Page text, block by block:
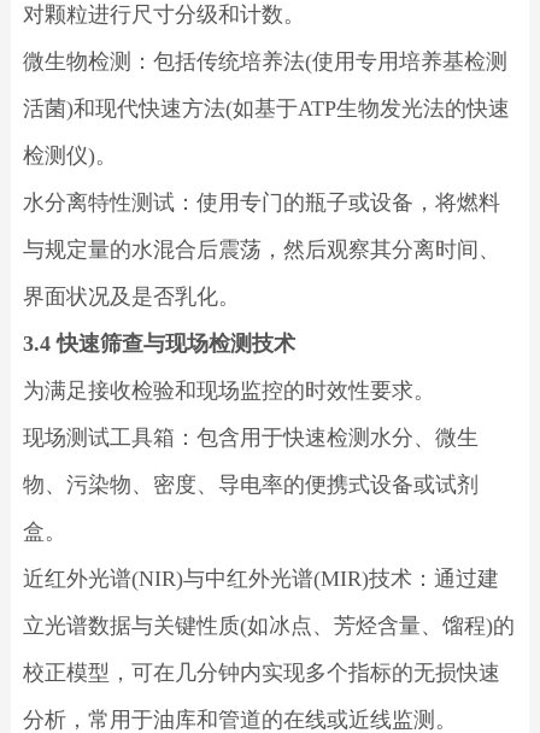
对颗粒进行尺寸分级和计数。
微生物检测：包括传统培养法(使用专用培养基检测
活菌)和现代快速方法(如基于ATP生物发光法的快速
检测仪)。
水分离特性测试：使用专门的瓶子或设备，将燃料
与规定量的水混合后震荡，然后观察其分离时间、
界面状况及是否乳化。
3.4 快速筛查与现场检测技术
为满足接收检验和现场监控的时效性要求。
现场测试工具箱：包含用于快速检测水分、微生
物、污染物、密度、导电率的便携式设备或试剂
盒。
近红外光谱(NIR)与中红外光谱(MIR)技术：通过建
立光谱数据与关键性质(如冰点、芳烃含量、馏程)的
校正模型，可在几分钟内实现多个指标的无损快速
分析，常用于油库和管道的在线或近线监测。